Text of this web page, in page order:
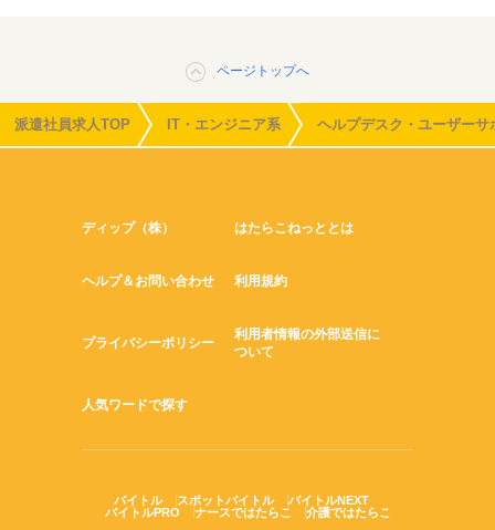
ページトップへ
派遣社員求人TOP IT・エンジニア系 ヘルプデスク・ユーザーサ
ディップ（株） はたらこねっととは
ヘルプ＆お問い合わせ 利用規約
プライバシーポリシー
利用者情報の外部送信に
ついて
人気ワードで探す
バイトル スポットバイトル
バイトルNEXT
バイトルPRO
ナースではたらこ 介護ではたらこ